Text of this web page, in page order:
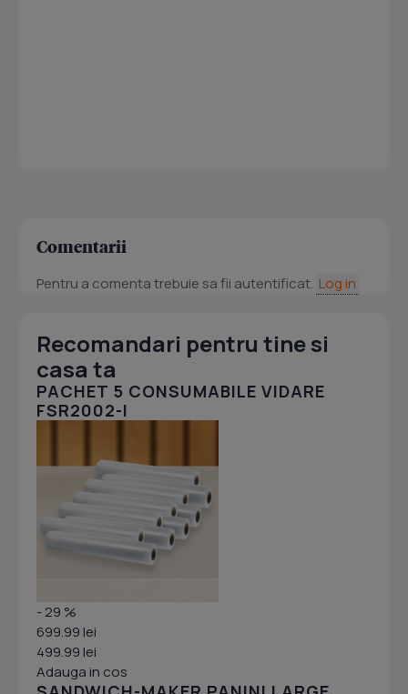
Comentarii
Pentru a comenta trebuie sa fii autentificat. Log in
Recomandari pentru tine si
casa ta
PACHET 5 CONSUMABILE VIDARE
FSR2002-I
- 29 %
699.99 lei
499.99 lei
Adauga in cos